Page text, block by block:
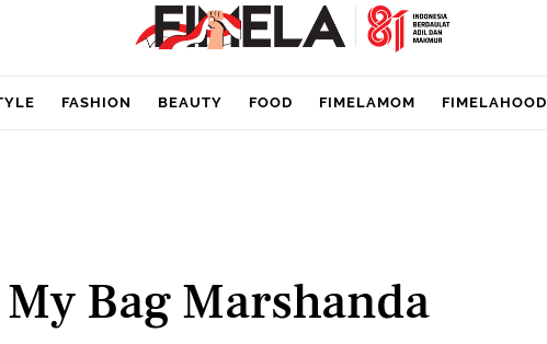
FASHION BEAUTY FOOD FIMELAMOM FIMELAHOOD
Bag Marshanda